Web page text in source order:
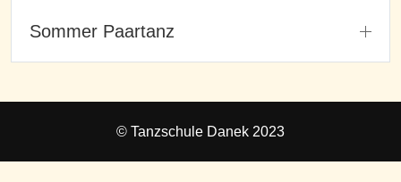
Sommer Paartanz
© Tanzschule Danek 2023